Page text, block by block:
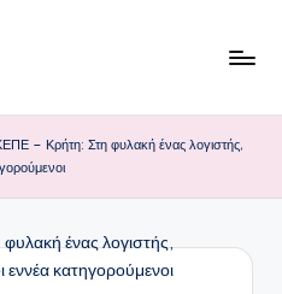
– Κρήτη: Στη φυλακή ένας λογιστής,